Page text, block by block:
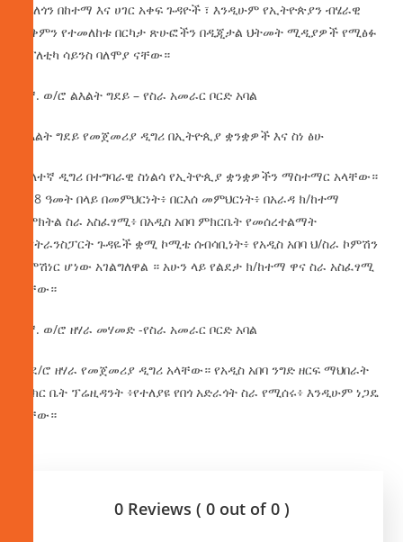
ጎንለጎን በከተማ እና ሀገር አቀፍ ጉዳዮች ፣ እንዲሁም የኢትዮጵያን ብሄራዊ
ጥቅምን የተመለከቱ በርካታ ጽሁፎችን በዲጂታል ህትመት ሚዲያዎች የሚፅፉ
የፖለቲካ ሳይንስ ባለሞያ ናቸው።
5ኛ. ወ/ሮ ልእልት ግደይ – የስራ አመራር ቦርድ አባል
ልእልት ግደይ የመጀመሪያ ዲግሪ በኢትዮጲያ ቋንቋዎች እና ስነ ፅሁ
ሁለተኛ ዲግሪ በተግባራዊ ስነልሳ የኢትዮጲያ ቋንቋዎችን ማስተማር አላቸው።
ከ18 ዓመት በላይ በመምህርነት፥ በርእሰ መምህርነት፥ በአራዳ ክ/ከተማ
በምክትል ስራ አስፈፃሚ፥ በአዲስ አበባ ምክርቤት የመሰረተልማት
እናትራንስፓርት ጉዳዬች ቋሚ ኮሚቴ ሰብሳቢነት፥ የአዲስ አበባ ህ/ስራ ኮምሽን
ኮምሽነር ሆነው አገልግለዋል ። አሁን ላይ የልደታ ክ/ከተማ ዋና ስራ አስፈፃሚ
ናቸው።
6ኛ. ወ/ሮ ዘሃራ መሃመድ -የስራ አመራር ቦርድ አባል
ወደ/ሮ ዘሃራ የመጀመሪያ ዲግሪ አላቸው። የአዲስ አበባ ንግድ ዘርፍ ማህበራት
ምክር ቤት ፕሬዚዳንት ፥የተለያዩ የበጎ አድራጎት ስራ የሚሰሩ፥ እንዲሁም ነጋዴ
ናቸው።
0 Reviews ( 0 out of 0 )